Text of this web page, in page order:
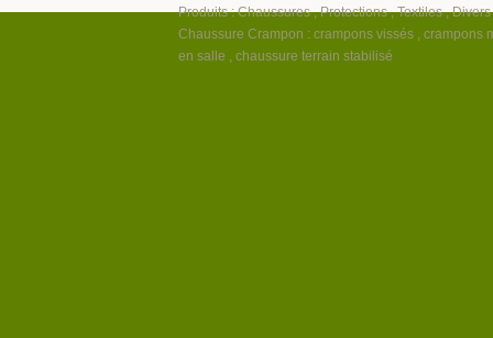
Produits :Chaussures,Protections,Textiles,Divers
Chaussure Crampon : crampons vissés , crampons
en salle , chaussure terrain stabilisé